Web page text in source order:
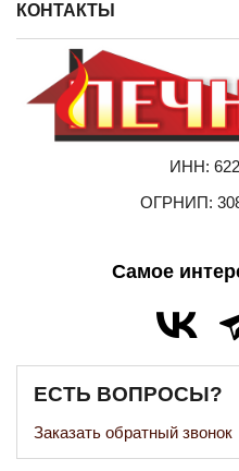
КОНТАКТЫ
ИНН:
ОГРНИП:
Самое
ЕСТЬ ВОПРОСЫ?
Заказать обратный звонок